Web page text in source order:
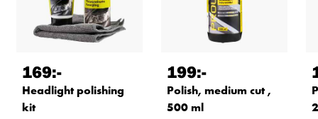
169:-
Headlight polishing
kit
199:-
Polish, medium cut ,
500 ml